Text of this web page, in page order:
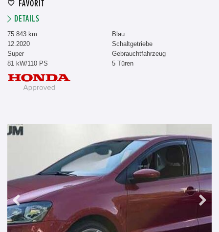
FAVORIT
DETAILS
75.843 km
12.2020
Super
81 kW/110 PS
Blau
Schaltgetriebe
Gebrauchtfahrzeug
5 Türen